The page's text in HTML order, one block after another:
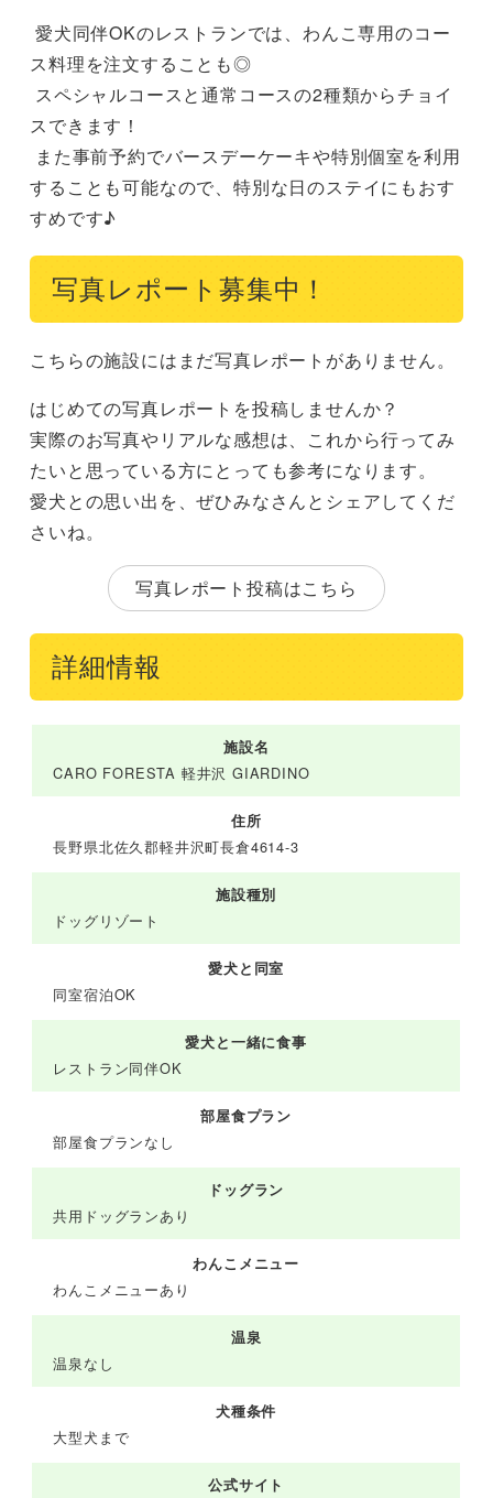
ス料理を注文することも◎
スできます！
することも可能なので、特別な日のステイにもおす
すめです♪
写真レポート募集中！
こちらの施設にはまだ写真レポートがありません。
はじめての写真レポートを投稿しませんか？
実際のお写真やリアルな感想は、これから行ってみ
たいと思っている方にとっても参考になります。
愛犬との思い出を、ぜひみなさんとシェアしてくだ
さいね。
写真レポート投稿はこちら
詳細情報
施設名
CARO FORESTA 軽井沢 GIARDINO
住所
長野県北佐久郡軽井沢町長倉4614-3
施設種別
ドッグリゾート
愛犬と同室
同室宿泊OK
愛犬と一緒に食事
レストラン同伴OK
部屋食プラン
部屋食プランなし
ドッグラン
共用ドッグランあり
わんこメニュー
わんこメニューあり
温泉
温泉なし
犬種条件
大型犬まで
公式サイト